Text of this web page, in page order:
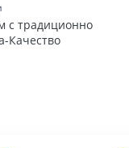
с традиционно
Качество